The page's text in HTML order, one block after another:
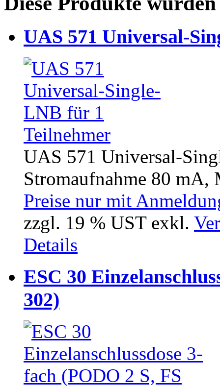
UAS 571 Universal-
UAS 571 Universal-
Stromaufnahme 80 mA,
Preise nur mit
zzgl. 19 % UST exkl.
Details
ESC 30
302)